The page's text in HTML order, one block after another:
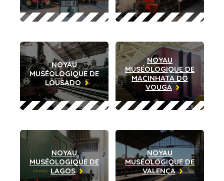
NOYAU
MUSÉOLOGIQUE DE
LOUSADO
NOYAU
MUSÉOLOGIQUE DE
MACINHATA DO
VOUGA
NOYAU
MUSÉOLOGIQUE DE
LAGOS
NOYAU
MUSÉOLOGIQUE DE
VALENÇA